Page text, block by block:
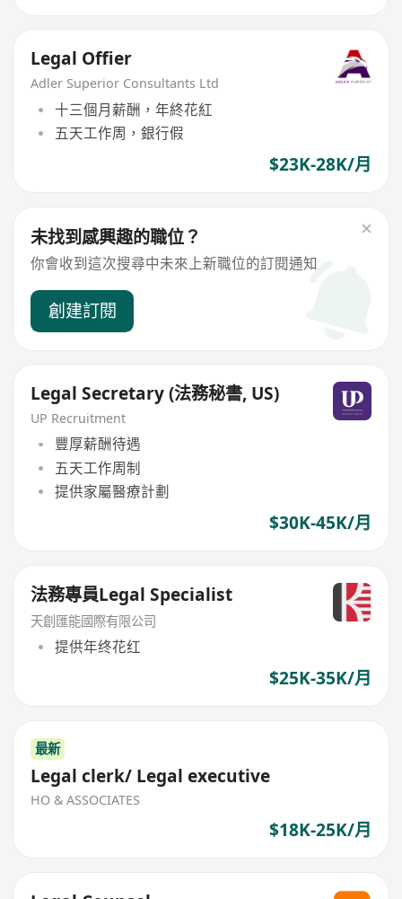
Legal Offier
Adler Superior Consultants Ltd
十三個月薪酬，年終花紅
五天工作周，銀行假
$23K-28K/月
未找到感興趣的職位？
你會收到這次搜尋中未來上新職位的訂閱通知
創建訂閱
Legal Secretary (法務秘書, US)
UP Recruitment
豐厚薪酬待遇
五天工作周制
提供家屬醫療計劃
$30K-45K/月
法務專員Legal Specialist‌
天創匯能國際有限公司
提供年终花红
$25K-35K/月
最新
Legal clerk/ Legal executive
HO & ASSOCIATES
$18K-25K/月